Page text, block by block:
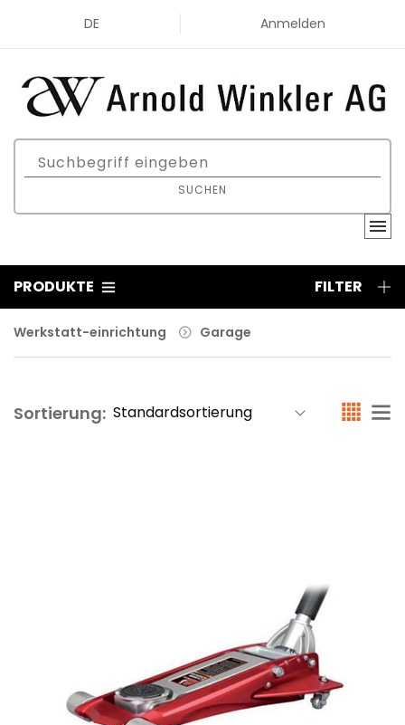
DE Anmelden
SUCHEN
PRODUKTE FILTER
Werkstatt-einrichtung Garage
Sortierung: